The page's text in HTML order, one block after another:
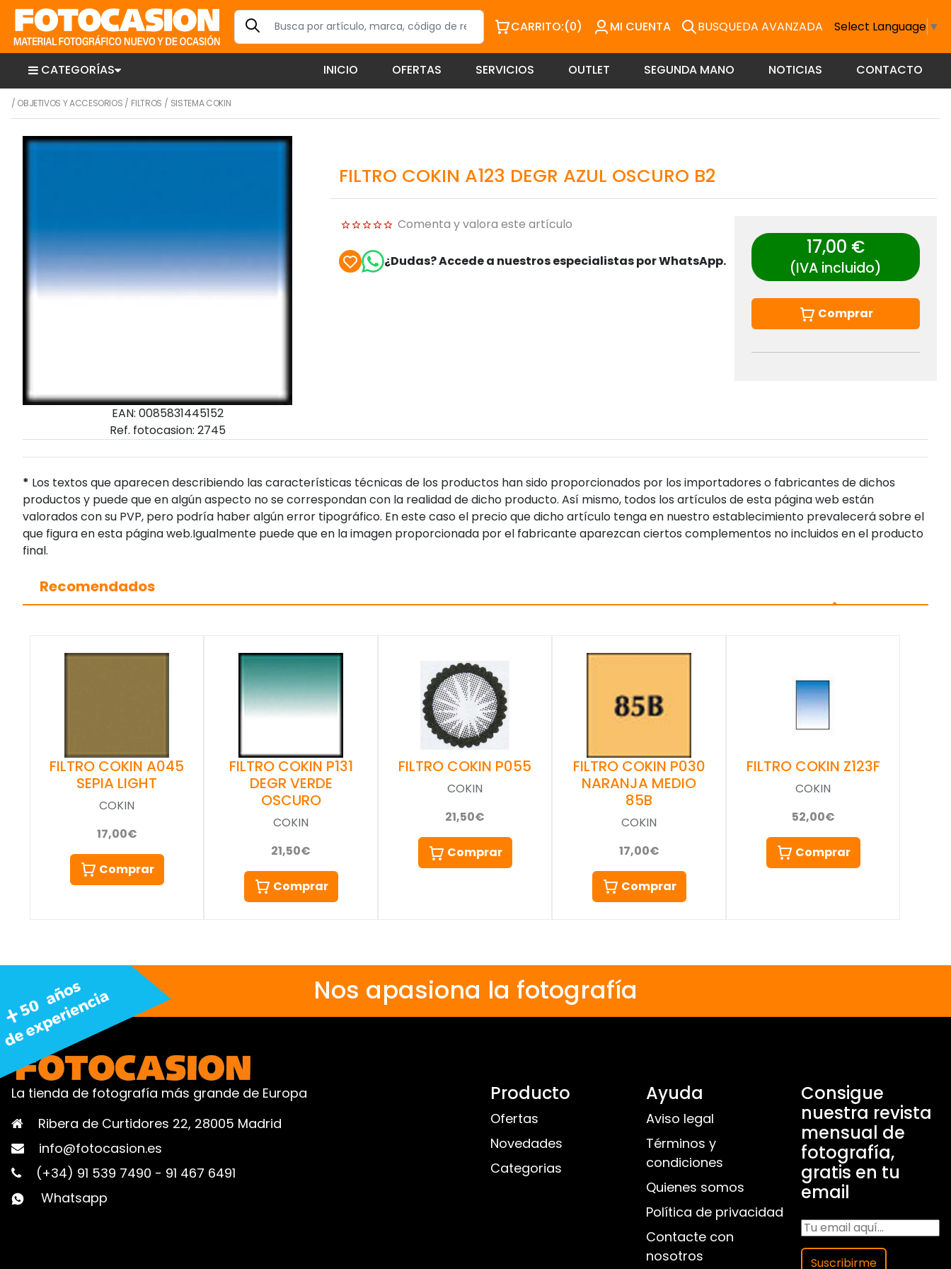
CARRITO:(0) MI CUENTA BUSQUEDA AVANZADA Select Language ▼
CATEGORÍAS INICIO OFERTAS SERVICIOS OUTLET SEGUNDA MANO NOTICIAS CONTACTO
/ OBJETIVOS Y ACCESORIOS / FILTROS / SISTEMA COKIN
EAN: 0085831445152
Ref. fotocasion: 2745
FILTRO COKIN A123 DEGR AZUL OSCURO B2
Comenta y valora este artículo
¿Dudas? Accede a nuestros especialistas por WhatsApp.
17,00 €
(IVA incluido)
Comprar
* Los textos que aparecen describiendo las características técnicas de los productos han sido proporcionados por los importadores o fabricantes de dichos
productos y puede que en algún aspecto no se correspondan con la realidad de dicho producto. Así mismo, todos los artículos de esta página web están
valorados con su PVP, pero podría haber algún error tipográfico. En este caso el precio que dicho artículo tenga en nuestro establecimiento prevalecerá sobre el
que figura en esta página web.Igualmente puede que en la imagen proporcionada por el fabricante aparezcan ciertos complementos no incluidos en el producto
final.
Recomendados
FILTRO COKIN A045
SEPIA LIGHT
COKIN
17,00€
Comprar
FILTRO COKIN P131
DEGR VERDE
OSCURO
COKIN
21,50€
Comprar
FILTRO COKIN P055
COKIN
21,50€
Comprar
FILTRO COKIN P030
NARANJA MEDIO
85B
COKIN
17,00€
Comprar
FILTRO COKIN Z123F
COKIN
52,00€
Comprar
Nos apasiona la fotografía
La tienda de fotografía más grande de Europa
Ribera de Curtidores 22, 28005 Madrid
info@fotocasion.es
(+34) 91 539 7490 - 91 467 6491
Whatsapp
Producto
Ofertas
Novedades
Categorias
Ayuda
Aviso legal
Términos y
condiciones
Quienes somos
Política de privacidad
Contacte con
nosotros
Consigue
nuestra revista
mensual de
fotografía,
gratis en tu
email
Suscribirme